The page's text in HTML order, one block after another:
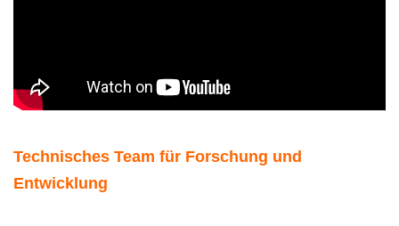
Technisches Team für Forschung und
Entwicklung